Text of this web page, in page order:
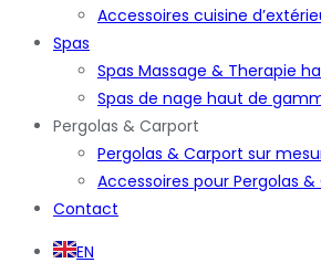
Accessoires cuisine
Spas
Spas Massage & Therapie
Spas de nage haut de
Pergolas & Carport
Pergolas & Carport sur
Accessoires pour Pergolas
Contact
EN